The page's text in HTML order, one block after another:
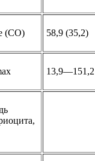
(СО) 58,9 (35,2)
13,9—151,2